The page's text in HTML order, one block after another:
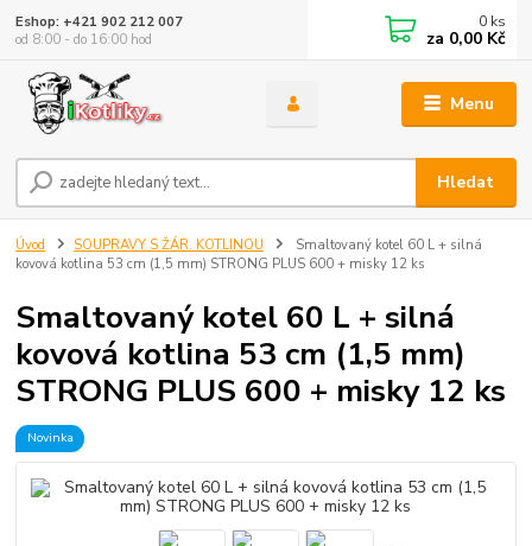
Menu
Hledat
Eshop: +421 902 212 007
od 8:00 - do 16:00 hod
0 ks
za 0,00 Kč
Úvod SOUPRAVY S ŽÁR. KOTLINOU
Smaltovaný kotel 60 L + silná
kovová kotlina 53 cm (1,5 mm) STRONG PLUS 600 + misky 12 ks
Smaltovaný kotel 60 L + silná
kovová kotlina 53 cm (1,5 mm)
STRONG PLUS 600 + misky 12 ks
Novinka